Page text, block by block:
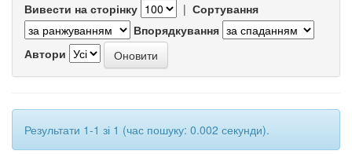
Вивести на сторінку | Сортування
Впорядкування
Автори
Результати 1-1 зі 1 (час пошуку: 0.002 секунди).